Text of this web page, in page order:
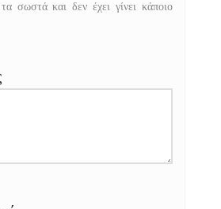
σωστά και δεν έχει γίνει κάποιο